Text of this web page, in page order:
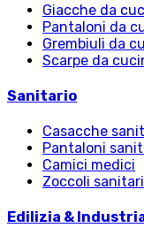
Giacche da
Pantaloni da
Grembiuli da
Scarpe da
Sanitario
Casacche
Pantaloni
Camici medici
Zoccoli sanitari
Edilizia &